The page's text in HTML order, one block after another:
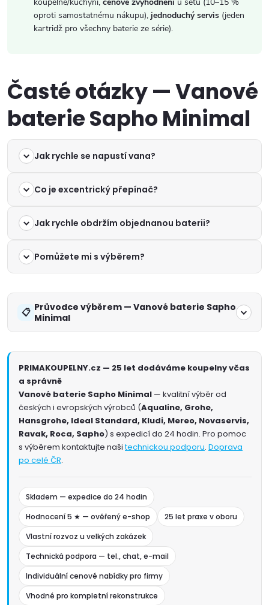
koupelně/kuchyni, cenové zvýhodnění u setů (10–15 %
oproti samostatnému nákupu), jednoduchý servis (jeden
kartridž pro všechny baterie ze série).
Časté otázky — Vanové
baterie Sapho Minimal
Jak rychle se napustí vana?
Co je excentrický přepínač?
Jak rychle obdržím objednanou baterii?
Pomůžete mi s výběrem?
Průvodce výběrem — Vanové baterie Sapho
Minimal
PRIMAKOUPELNY.cz — 25 let dodáváme koupelny včas
a správně
Vanové baterie Sapho Minimal — kvalitní výběr od
českých i evropských výrobců (Aqualine, Grohe,
Hansgrohe, Ideal Standard, Kludi, Mereo, Novaservis,
Ravak, Roca, Sapho) s expedicí do 24 hodin. Pro pomoc
s výběrem kontaktujte našitechnickou podporu. Doprava
po celé ČR.
Skladem — expedice do 24 hodin
Hodnocení 5 ★ — ověřený e-shop
25 let praxe v oboru
Vlastní rozvoz u velkých zakázek
Technická podpora — tel., chat, e-mail
Individuální cenové nabídky pro firmy
Vhodné pro kompletní rekonstrukce